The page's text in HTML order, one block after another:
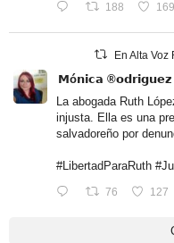
188
En Alta Voz
𝗠ó𝗻𝗶𝗰𝗮 ®𝗼𝗱𝗿𝗶𝗴𝘂𝗲𝘇
La abogada Ruth
injusta. Ella es una
salvadoreño por
#LibertadParaRuth
76 127